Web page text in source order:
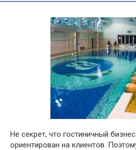
Не секрет, что гостиничный
ориентирован на клиентов.